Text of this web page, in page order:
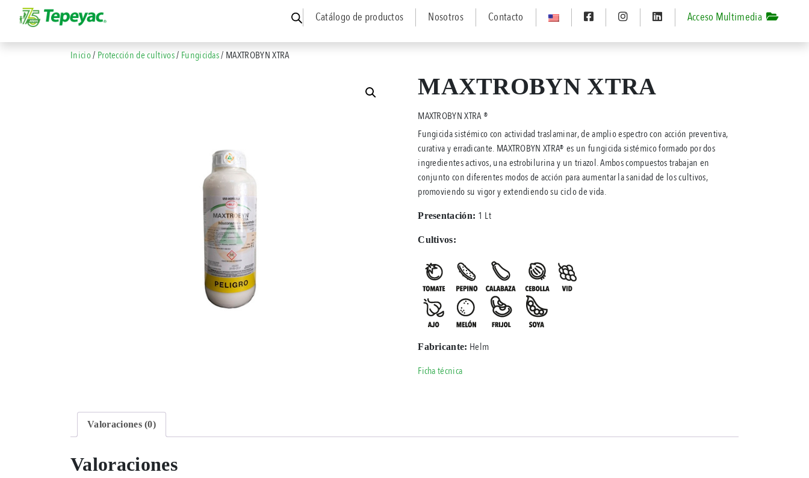
Catálogo de productos Nosotros Contacto Acceso Multimedia
Inicio/ Protección de cultivos/ Fungicidas/ MAXTROBYN XTRA
MAXTROBYN XTRA
MAXTROBYN XTRA ®
Fungicida sistémico con actividad traslaminar, de amplio espectro con acción preventiva,
curativa y erradicante. MAXTROBYN XTRA® es un fungicida sistémico formado por dos
ingredientes activos, una estrobilurina y un triazol. Ambos compuestos trabajan en
conjunto con diferentes modos de acción para aumentar la sanidad de los cultivos,
promoviendo su vigor y extendiendo su ciclo de vida.
Presentación: 1 Lt
Cultivos:
Fabricante: Helm
Ficha técnica
Valoraciones (0)
Valoraciones